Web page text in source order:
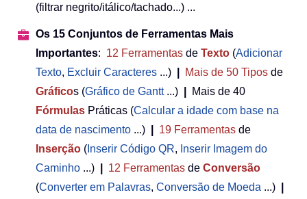
(filtrar negrito/itálico/tachado...) ...
Os 15 Conjuntos de Ferramentas Mais
Importantes: 12 Ferramentas de Texto (Adicionar
Texto, Excluir Caracteres ...) Mais de 50 Tipos de
Gráficos (Gráfico de Gantt...)
Mais de 40
Fórmulas Práticas (Calcular a idade com base na
data de nascimento ...) 19 Ferramentas de
Inserção ( Inserir Código QR, Inserir Imagem do
Caminho ...) 12 Ferramentas de Conversão
(Converter em Palavras, Conversão de Moeda ...)